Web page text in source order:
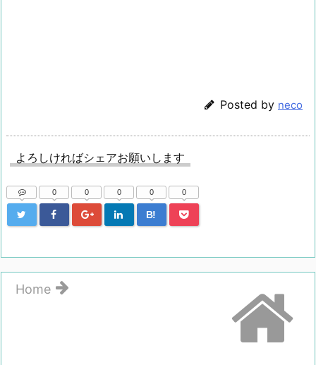
Posted by neco
よろしければシェアお願いします
0 0 0
B!
0 0
Home